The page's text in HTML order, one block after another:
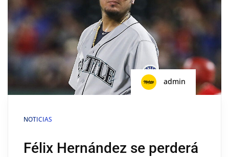
admin
NOTICIAS
Félix Hernández se perderá